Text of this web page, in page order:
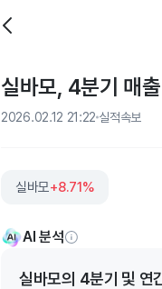
실바모, 4분기 매
2026.02.12 21:22 실적속보
실바모+8.71%
AI 분석
실바모의 4분기 및 연